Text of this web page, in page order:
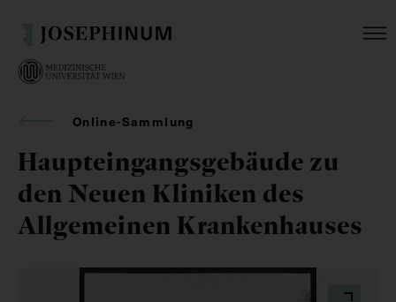
Online-Sammlung
Haupteingangsgebäude zu
den Neuen Kliniken des
Allgemeinen Krankenhauses